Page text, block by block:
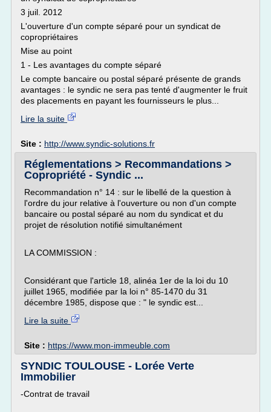
3 juil. 2012
L'ouverture d'un compte séparé pour un syndicat de
copropriétaires
Mise au point
1 - Les avantages du compte séparé
Le compte bancaire ou postal séparé présente de grands
avantages : le syndic ne sera pas tenté d'augmenter le fruit
des placements en payant les fournisseurs le plus...
Lire la suite
Site : http://www.syndic-solutions.fr
Réglementations > Recommandations >
Copropriété - Syndic ...
Recommandation n° 14 : sur le libellé de la question à
l'ordre du jour relative à l'ouverture ou non d'un compte
bancaire ou postal séparé au nom du syndicat et du
projet de résolution notifié simultanément
LA COMMISSION :
Considérant que l'article 18, alinéa 1er de la loi du 10
juillet 1965, modifiée par la loi n° 85-1470 du 31
décembre 1985, dispose que : " le syndic est...
Lire la suite
Site : https://www.mon-immeuble.com
SYNDIC TOULOUSE - Lorée Verte
Immobilier
-Contrat de travail